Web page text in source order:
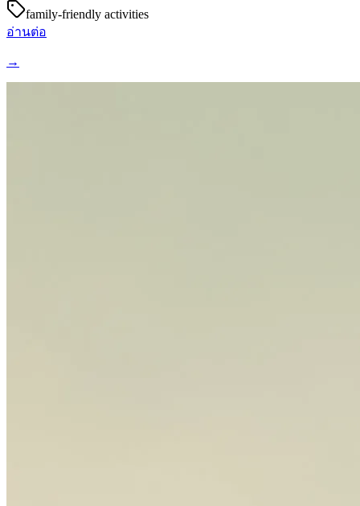
family-friendly activities
อ่านต่อ
→